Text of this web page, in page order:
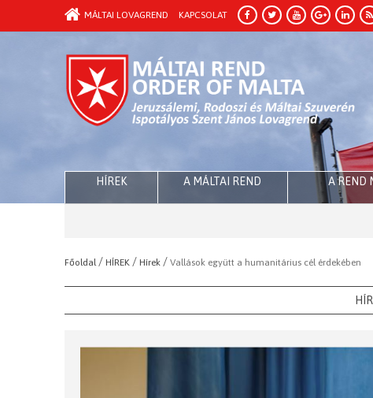
MÁLTAI LOVAGREND KAPCSOLAT
HÍREK A MÁLTAI REND A REND
Főoldal / HÍREK / Hírek / Vallások együtt a humanitárius cél érdekében